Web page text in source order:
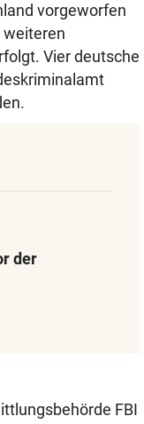
vorgeworfen
weiteren
Vier deutsche
der
FBI